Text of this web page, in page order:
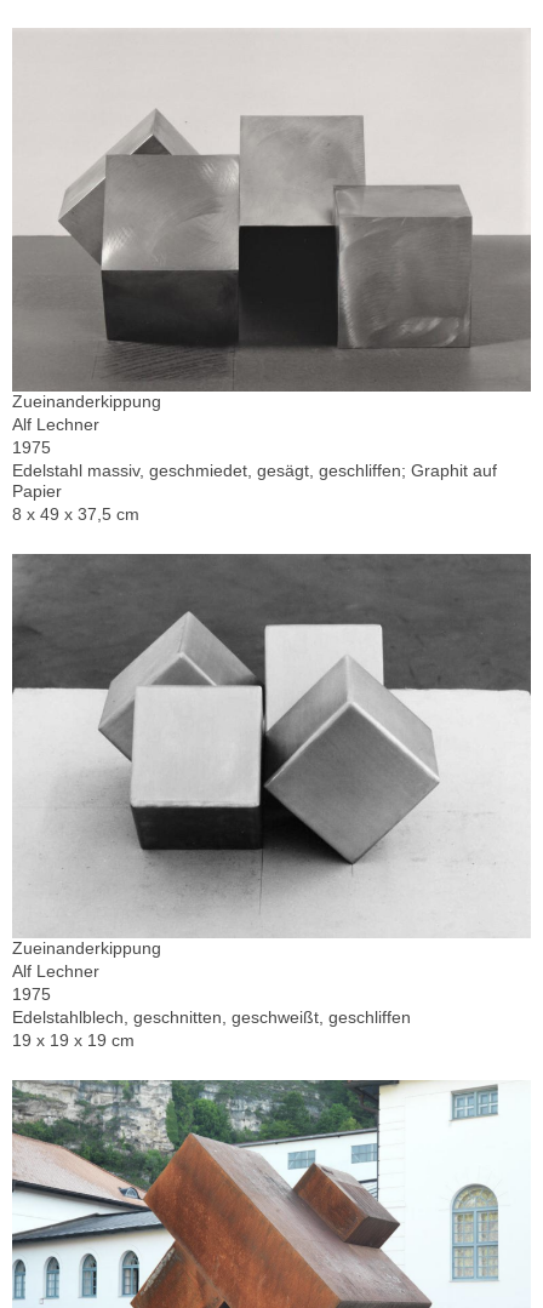
Zueinanderkippung
Alf Lechner
1975
Edelstahl massiv, geschmiedet, gesägt, geschliffen; Graphit auf
Papier
8 x 49 x 37,5 cm
Zueinanderkippung
Alf Lechner
1975
Edelstahlblech, geschnitten, geschweißt, geschliffen
19 x 19 x 19 cm